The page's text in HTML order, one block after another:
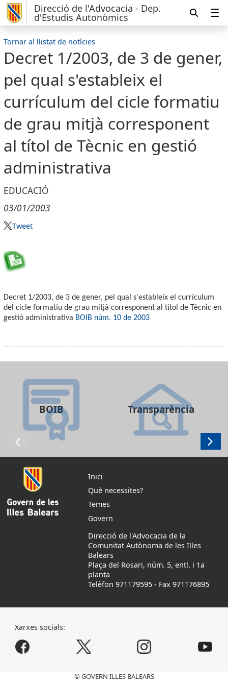
Direcció de l'Advocacia - Dep.
d'Estudis Autonòmics
Tornar al llistat de notícies
Decret 1/2003, de 3 de gener,
pel qual s'estableix el
currículum del cicle formatiu
de grau mitjà corresponent
al títol de Tècnic en gestió
administrativa
EDUCACIÓ
03/01/2003
Tweet
Decret 1/2003, de 3 de gener, pel qual s'estableix el currículum
del cicle formatiu de grau mitjà corresponent al títol de Tècnic en
gestió administrativa BOIB núm. 10 de 2003
BOIB Transparència
Inici
Què necessites?
Temes
Govern
Direcció de l'Advocacia de la
Comunitat Autònoma de les Illes
Balears
Plaça del Rosari, núm. 5, entl. i 1a
planta
Telèfon 971179595 - Fax 971176895
Xarxes socials:
© GOVERN ILLES BALEARS